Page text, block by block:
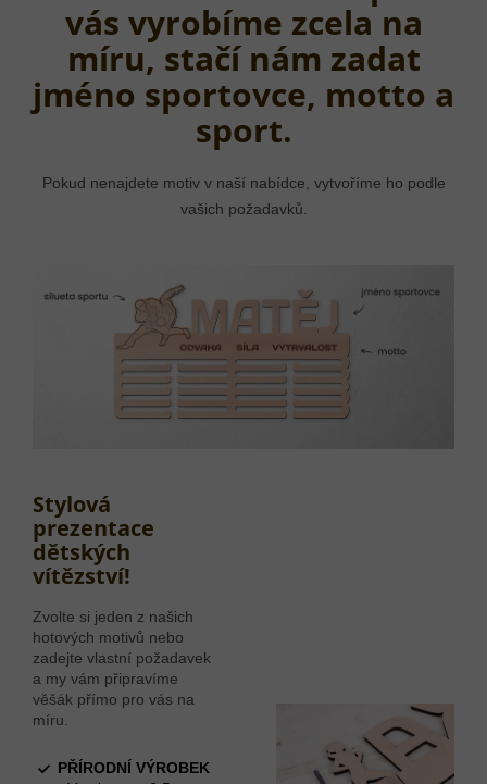
vás vyrobíme zcela na
míru, stačí nám zadat
jméno sportovce, motto a
sport.
Pokud nenajdete motiv v naší nabídce, vytvoříme ho podle
vašich požadavků.
Stylová
prezentace
dětských
vítězství!
Zvolte si jeden z našich
hotových motivů nebo
zadejte vlastní požadavek
a my vám připravíme
věšák přímo pro vás na
míru.
PŘÍRODNÍ VÝROBEK